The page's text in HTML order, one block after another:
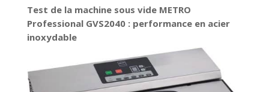
Test de la machine sous vide METRO
Professional GVS2040 : performance en acier
inoxydable